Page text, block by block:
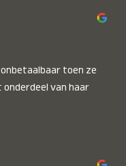
toen ze
onderdeel van haar